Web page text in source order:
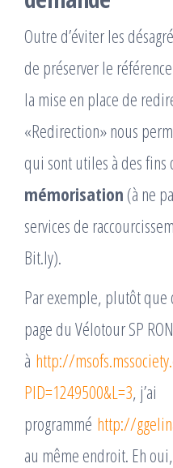
Outre d’éviter les
de préserver le
la mise en place de
«Redirection» nous
qui sont utiles à des fins
mémorisation (à ne
services de
Bit.ly).
Par exemple, plutôt que
page du Vélotour SP
à http://
PID=1249500&L=3, j’ai
programmé http://
au même endroit. Eh